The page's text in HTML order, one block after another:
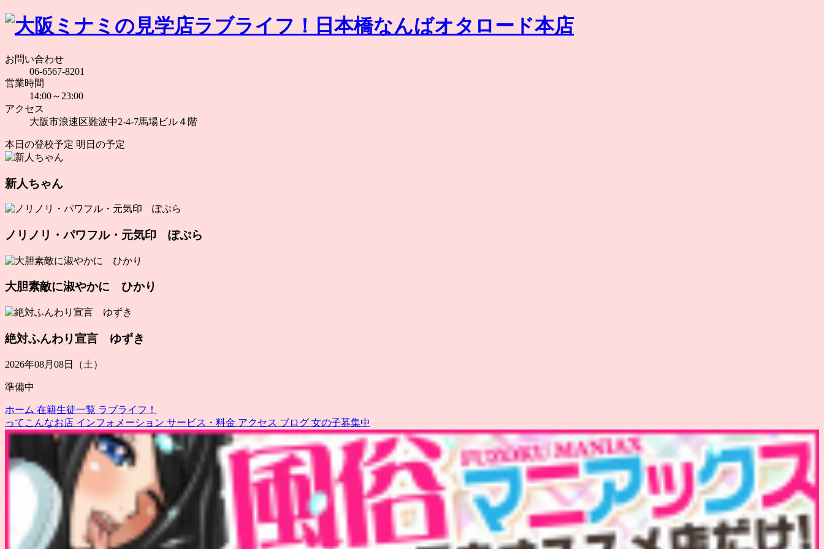
お問い合わせ
06-6567-8201
営業時間
14:00～23:00
アクセス
大阪市浪速区難波中2-4-7馬場ビル４階
本日の登校予定 明日の予定
新人ちゃん
ノリノリ・パワフル・元気印 ぽぷら
大胆素敵に淑やかに ひかり
絶対ふんわり宣言 ゆずき
2026年08月08日（土）
準備中
ホーム 在籍生徒一覧 ラブライフ！
ってこんなお店 インフォメーション サービス・料金 アクセス ブログ 女の子募集中